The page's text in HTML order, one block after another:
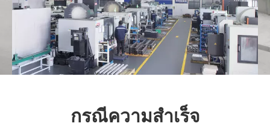
การซ่อมแซมและบำรุงรักษาอุปกรณ์
ดูเพิ่มเติม >
การฝึกอบรมและการสนับสนุนด้านเทคนิค
กรณีความสำเร็จ